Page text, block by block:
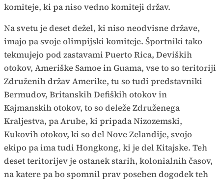
komiteje, ki pa niso vedno komiteji držav.
Na svetu je deset dežel, ki niso neodvisne države,
imajo pa svoje olimpijski komiteje. Športniki tako
tekmujejo pod zastavami Puerto Rica, Deviških
otokov, Ameriške Samoe in Guama, vse to so teritoriji
Združenih držav Amerike, tu so tudi predstavniki
Bermudov, Britanskih Defiških otokov in
Kajmanskih otokov, to so deleže Združenega
Kraljestva, pa Arube, ki pripada Nizozemski,
Kukovih otokov, ki so del Nove Zelandije, svojo
ekipo pa ima tudi Hongkong, ki je del Kitajske. Teh
deset teritorijev je ostanek starih, kolonialnih časov,
na katere pa bo spomnil prav poseben dogodek teh